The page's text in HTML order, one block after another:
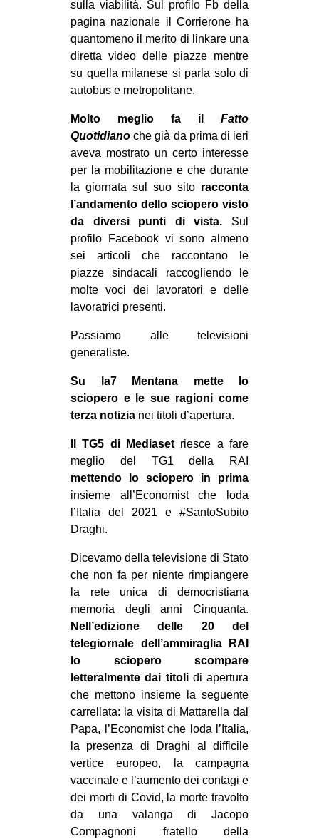
sulla viabilità. Sul profilo Fb della
pagina nazionale il Corrierone ha
quantomeno il merito di linkare una
diretta video delle piazze mentre
su quella milanese si parla solo di
autobus e metropolitane.
Molto meglio fa il Fatto
Quotidiano che già da prima di ieri
aveva mostrato un certo interesse
per la mobilitazione e che durante
la giornata sul suo sito racconta
l’andamento dello sciopero visto
da diversi punti di vista. Sul
profilo Facebook vi sono almeno
sei articoli che raccontano le
piazze sindacali raccogliendo le
molte voci dei lavoratori e delle
lavoratrici presenti.
Passiamo alle televisioni
generaliste.
Su la7 Mentana mette lo
sciopero e le sue ragioni come
terza notizia nei titoli d’apertura.
Il TG5 di Mediaset riesce a fare
meglio del TG1 della RAI
mettendo lo sciopero in prima
insieme all’Economist che loda
l’Italia del 2021 e #SantoSubito
Draghi.
Dicevamo della televisione di Stato
che non fa per niente rimpiangere
la rete unica di democristiana
memoria degli anni Cinquanta.
Nell’edizione delle 20 del
telegiornale dell’ammiraglia RAI
lo sciopero scompare
letteralmente dai titolidi apertura
che mettono insieme la seguente
carrellata: la visita di Mattarella dal
Papa, l’Economist che loda l’Italia,
la presenza di Draghi al difficile
vertice europeo, la campagna
vaccinale e l’aumento dei contagi e
dei morti di Covid, la morte travolto
da una valanga di Jacopo
Compagnoni fratello della